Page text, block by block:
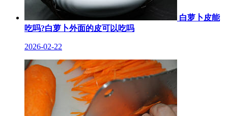
白萝卜皮能
吃吗?白萝卜外面的皮可以吃吗
2026-02-22